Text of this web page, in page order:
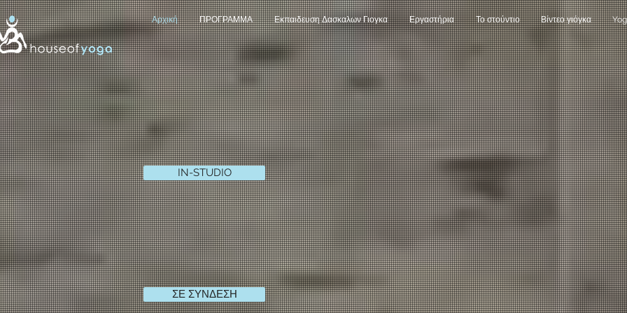
Αρχική ΠΡΟΓΡΑΜΜΑ Εκπαιδευση Δασκαλων Γιογκα Εργαστήρια Το στούντιο Βίντεο γιόγκα
IN-STUDIO
ΣΕ ΣΥΝΔΕΣΗ